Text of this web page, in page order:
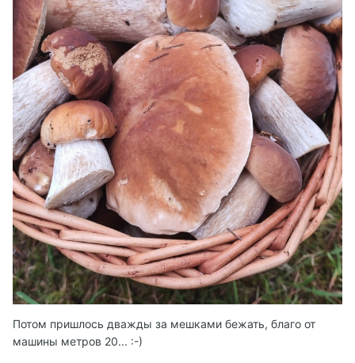
Потом пришлось дважды за мешками бежать, благо от
машины метров 20... :-)